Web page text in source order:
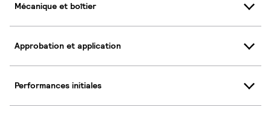
Mécanique et boîtier
Approbation et application
Performances initiales